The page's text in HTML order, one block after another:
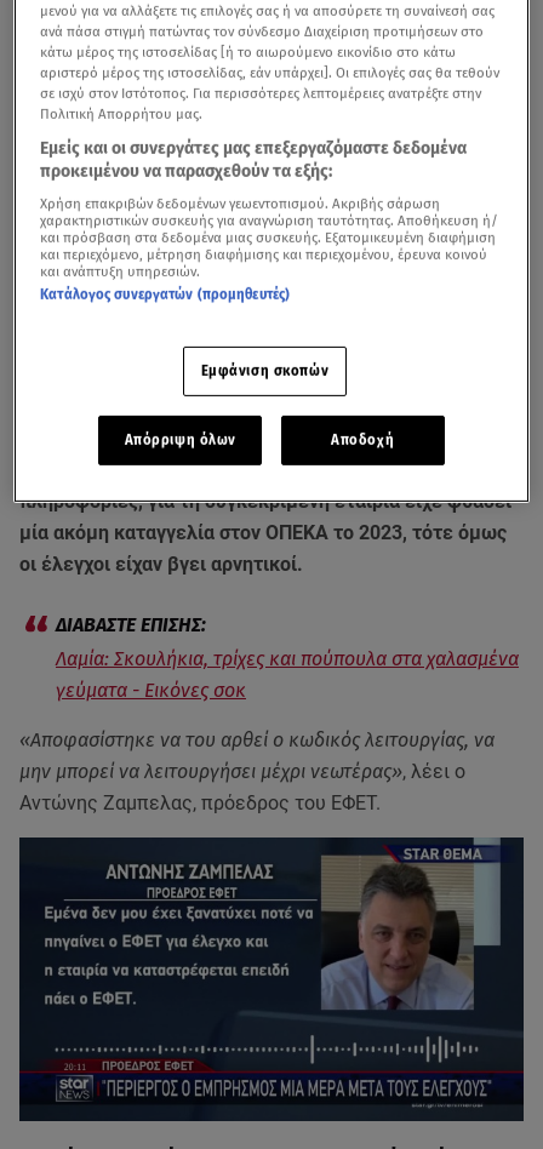
τα σχολικά γεύματα που έστειλαν στο νοσοκομείο τους
. Οι συνθήκες που επικρατούν και
εργαζόμενους του εργοστασίου λέει στο STAR o
πρόεδρος του ΕΦΕΤ. Εν τω μεταξύ, σύμφωνα με
πληροφορίες, για τη συγκεκριμένη εταιρία είχε φθάσει
μία ακόμη καταγγελία στον ΟΠΕΚΑ το 2023, τότε όμως
οι έλεγχοι είχαν βγει αρνητικοί.
Λαμία: Σκουλήκια, τρίχες και πούπουλα στα χαλασμένα
γεύματα - Εικόνες σοκ
«Αποφασίστηκε να του αρθεί ο κωδικός λειτουργίας, να
μην μπορεί να λειτουργήσει μέχρι νεωτέρας», λέει ο
Αντώνης Ζαμπελας, πρόεδρος του ΕΦΕΤ.
μενού για να αλλάξετε τις επιλογές σας ή να αποσύρετε τη συναίνεσή σας
ανά πάσα στιγμή πατώντας τον σύνδεσμο Διαχείριση προτιμήσεων στο
κάτω μέρος της ιστοσελίδας [ή το αιωρούμενο εικονίδιο στο κάτω
αριστερό μέρος της ιστοσελίδας, εάν υπάρχει]. Οι επιλογές σας θα τεθούν
σε ισχύ στον Ιστότοπος. Για περισσότερες λεπτομέρειες ανατρέξτε στην
Πολιτική Απορρήτου μας.
Εμείς και οι συνεργάτες μας επεξεργαζόμαστε δεδομένα
προκειμένου να παρασχεθούν τα εξής:
Χρήση επακριβών δεδομένων γεωεντοπισμού. Ακριβής σάρωση
χαρακτηριστικών συσκευής για αναγνώριση ταυτότητας. Αποθήκευση ή/
και πρόσβαση στα δεδομένα μιας συσκευής. Εξατομικευμένη διαφήμιση
και περιεχόμενο, μέτρηση διαφήμισης και περιεχομένου, έρευνα κοινού
και ανάπτυξη υπηρεσιών.
Κατάλογος συνεργατών (προμηθευτές)
Εμφάνιση σκοπών
Απόρριψη όλων Αποδοχή